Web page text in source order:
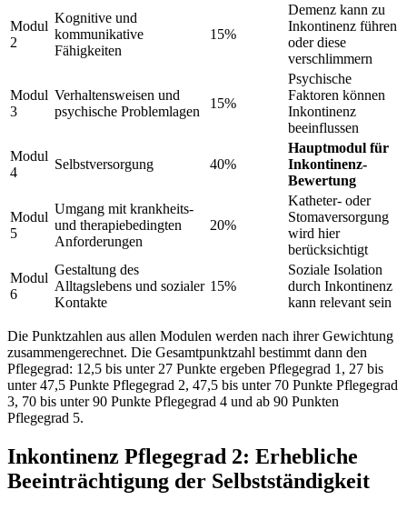
Modul
2
Kognitive und
kommunikative
Fähigkeiten
15%
Demenz kann zu
Inkontinenz führen
oder diese
verschlimmern
Modul
3
Verhaltensweisen und
psychische Problemlagen
15%
Psychische
Faktoren können
Inkontinenz
beeinflussen
Modul
4
Selbstversorgung 40%
Hauptmodul für
Inkontinenz-
Bewertung
Modul
5
Umgang mit krankheits-
und therapiebedingten
Anforderungen
20%
Katheter- oder
Stomaversorgung
wird hier
berücksichtigt
Modul
6
Gestaltung des
Alltagslebens und sozialer
Kontakte
15%
Soziale Isolation
durch Inkontinenz
kann relevant sein
Die Punktzahlen aus allen Modulen werden nach ihrer Gewichtung
zusammengerechnet. Die Gesamtpunktzahl bestimmt dann den
Pflegegrad: 12,5 bis unter 27 Punkte ergeben Pflegegrad 1, 27 bis
unter 47,5 Punkte Pflegegrad 2, 47,5 bis unter 70 Punkte Pflegegrad
3, 70 bis unter 90 Punkte Pflegegrad 4 und ab 90 Punkten
Pflegegrad 5.
Inkontinenz Pflegegrad 2: Erhebliche
Beeinträchtigung der Selbstständigkeit